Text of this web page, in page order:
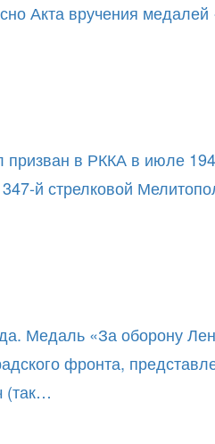
Акта вручения
в РККА в июле
й стрелковой
Медаль «За оборону
фронта,
(так…